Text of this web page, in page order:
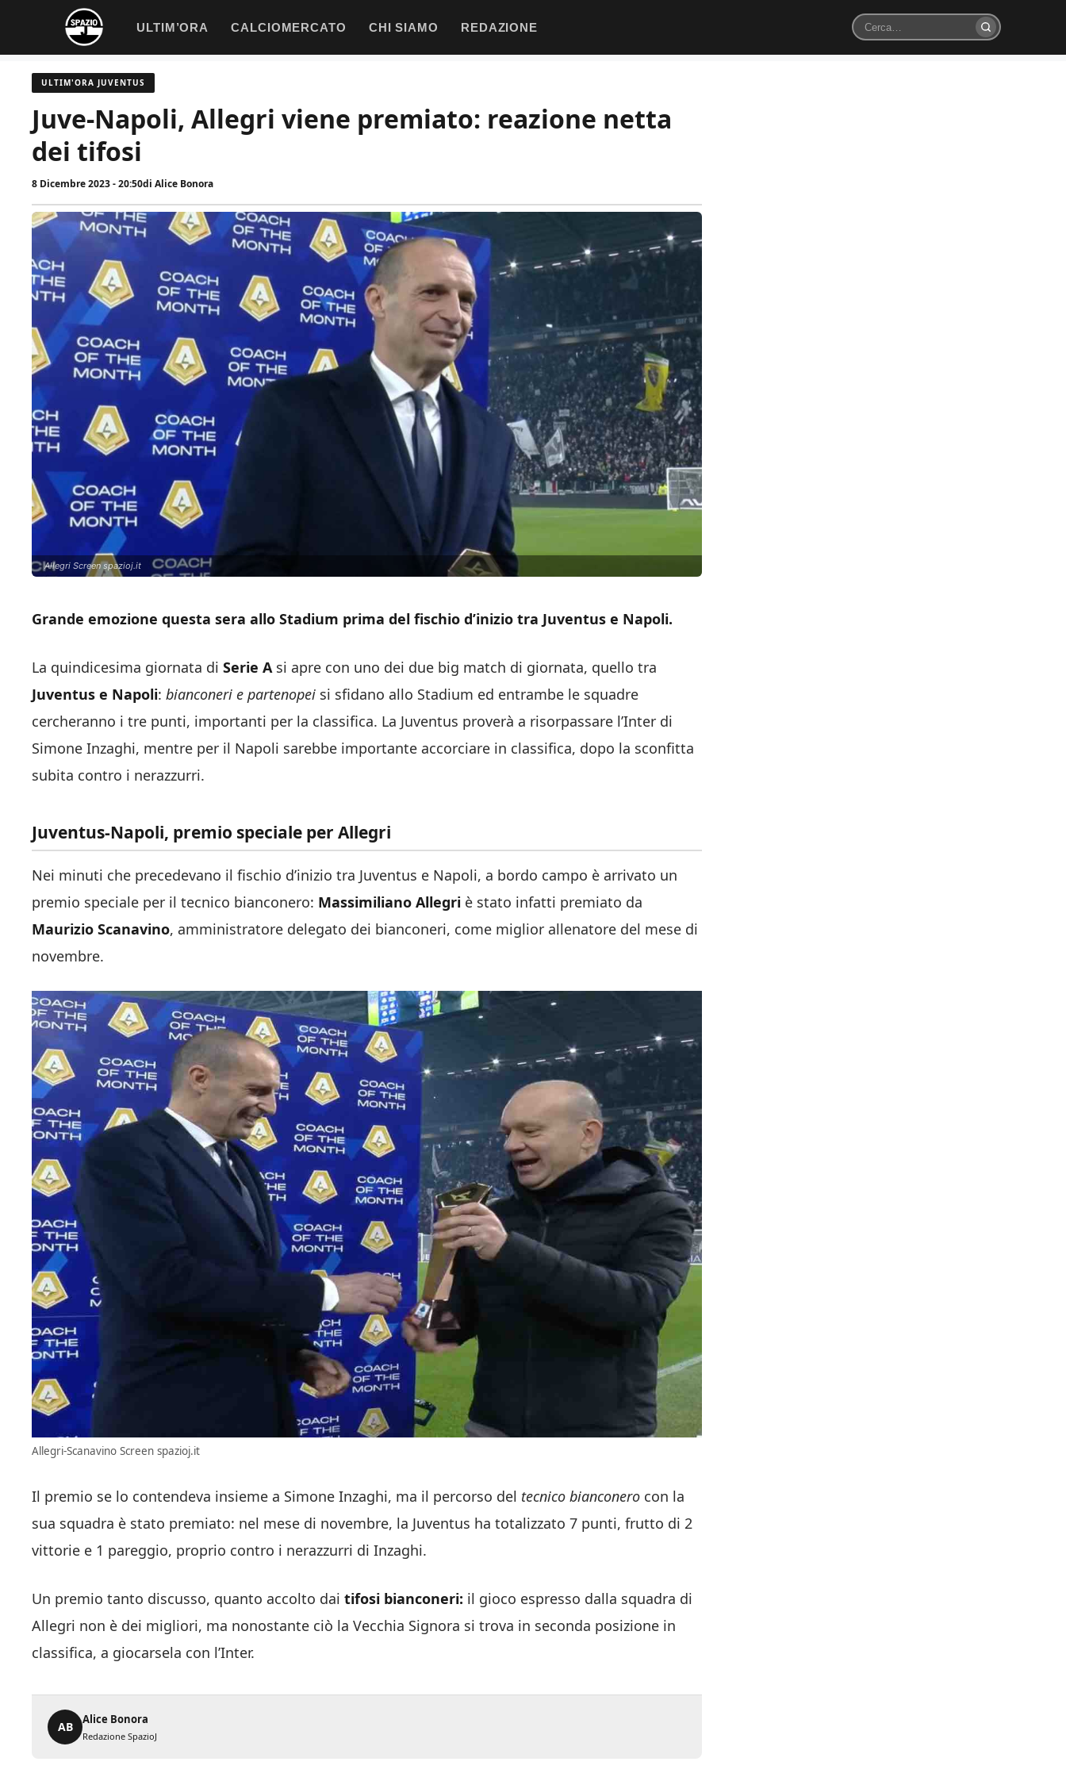
contenuto
ULTIM’ORA CALCIOMERCATO CHI SIAMO REDAZIONE
Cerca
ULTIM'ORA JUVENTUS
Juve-Napoli, Allegri viene premiato: reazione netta
dei tifosi
8 Dicembre 2023 - 20:50di Alice Bonora
Allegri Screen spazioj.it
Grande emozione questa sera allo Stadium prima del fischio d’inizio tra Juventus e Napoli.
La quindicesima giornata di Serie Asi apre con uno dei due big match di giornata, quello tra
Juventus e Napoli: bianconeri e partenopei si sfidano allo Stadium ed entrambe le squadre
cercheranno i tre punti, importanti per la classifica. La Juventus proverà a risorpassare l’Inter di
Simone Inzaghi, mentre per il Napoli sarebbe importante accorciare in classifica, dopo la sconfitta
subita contro i nerazzurri.
Juventus-Napoli, premio speciale per Allegri
Nei minuti che precedevano il fischio d’inizio tra Juventus e Napoli, a bordo campo è arrivato un
premio speciale per il tecnico bianconero: Massimiliano Allegri è stato infatti premiato da
Maurizio Scanavino, amministratore delegato dei bianconeri, come miglior allenatore del mese di
novembre.
Allegri-Scanavino Screen spazioj.it
Il premio se lo contendeva insieme a Simone Inzaghi, ma il percorso del tecnico bianconero con la
sua squadra è stato premiato: nel mese di novembre, la Juventus ha totalizzato 7 punti, frutto di 2
vittorie e 1 pareggio, proprio contro i nerazzurri di Inzaghi.
Un premio tanto discusso, quanto accolto dai tifosi bianconeri: il gioco espresso dalla squadra di
Allegri non è dei migliori, ma nonostante ciò la Vecchia Signora si trova in seconda posizione in
classifica, a giocarsela con l’Inter.
AB
Alice Bonora
Redazione SpazioJ